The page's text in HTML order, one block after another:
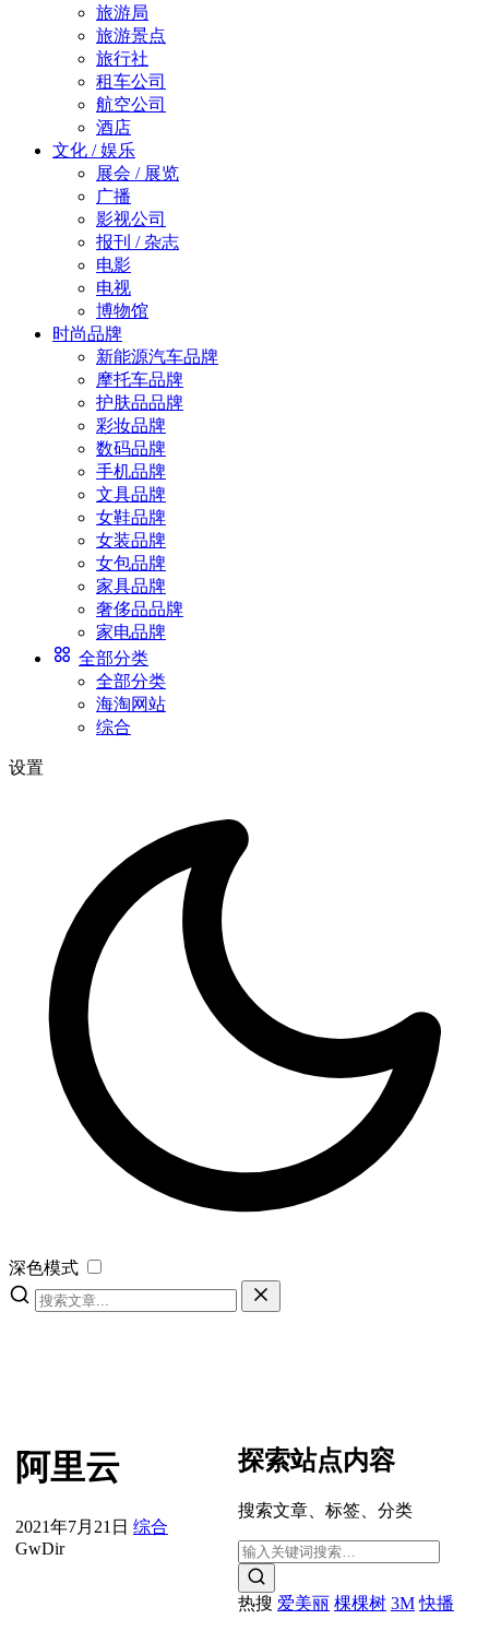
旅游局
旅游景点
旅行社
租车公司
航空公司
酒店
文化 / 娱乐
展会 / 展览
广播
影视公司
报刊 / 杂志
电影
电视
博物馆
时尚品牌
新能源汽车品牌
摩托车品牌
护肤品品牌
彩妆品牌
数码品牌
手机品牌
文具品牌
女鞋品牌
女装品牌
女包品牌
家具品牌
奢侈品品牌
家电品牌
全部分类
全部分类
海淘网站
综合
设置
深色模式
阿里云
2021年7月21日 综合
GwDir
探索站点内容
搜索文章、标签、分类
热搜 爱美丽 棵棵树 3M 快播